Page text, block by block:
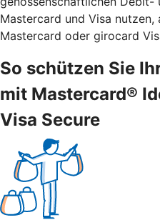
Mastercard und Visa
Mastercard oder girocard
So schützen Sie
mit Mastercard®
Visa Secure